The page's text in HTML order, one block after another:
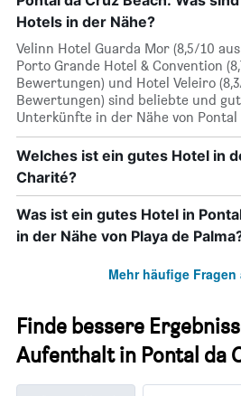
Hotels in der Nähe?
Velinn Hotel Guarda Mor (8,5/10
Porto Grande Hotel & Convention
Bewertungen) und Hotel Veleiro
Bewertungen) sind beliebte und
Unterkünfte in der Nähe von Pontal
Welches ist ein gutes Hotel in
Charité?
Was ist ein gutes Hotel in
in der Nähe von Playa de
Mehr häufige Fragen
Finde bessere
Aufenthalt in Pontal da